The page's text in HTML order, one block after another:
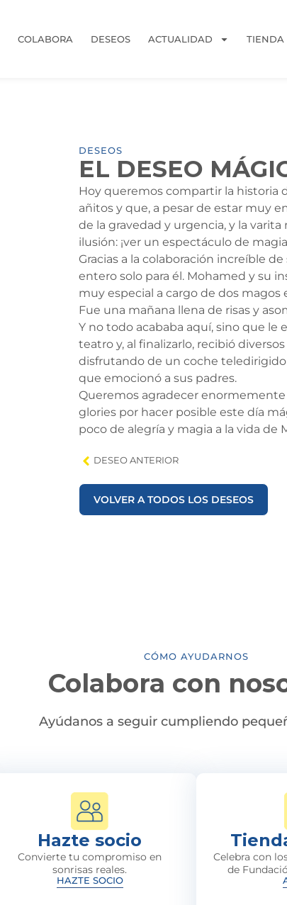
COLABORA DESEOS ACTUALIDAD TIENDA
DESEOS
EL DESEO
Hoy queremos compartir la historia
añitos y que, a pesar de estar muy
de la gravedad y urgencia, y la
ilusión: ¡ver un espectáculo de
Gracias a la colaboración increíble
entero solo para él. Mohamed y su
muy especial a cargo de dos magos
Fue una mañana llena de risas y
Y no todo acababa aquí, sino que
teatro y, al finalizarlo, recibió
disfrutando de un coche
que emocionó a sus padres.
Queremos agradecer enormemente
glories por hacer posible este día
poco de alegría y magia a la vida
DESEO ANTERIOR
VOLVER A TODOS LOS DESEOS
CÓMO AYUDARNOS
Colabora con
Ayúdanos a seguir cumpliendo
Hazte socio
Convierte tu compromiso en
sonrisas reales.
HAZTE SOCIO
Celebra con
de